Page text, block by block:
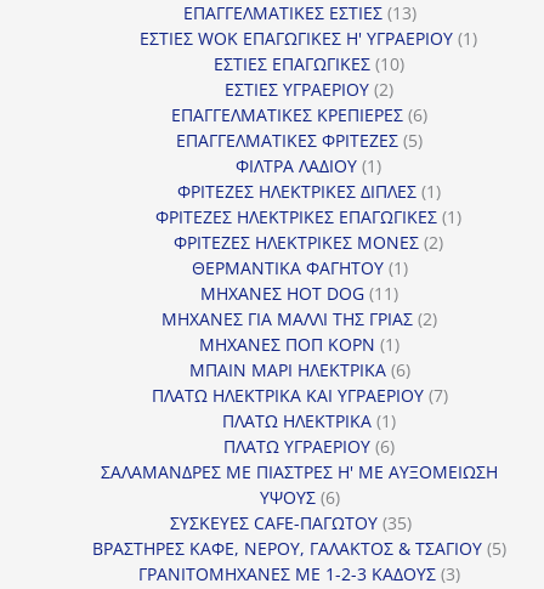
ΕΠΑΓΓΕΛΜΑΤΙΚΕΣ ΕΣΤΙΕΣ 1313
προϊόντα
ΕΣΤΙΕΣ WOK ΕΠΑΓΩΓΙΚΕΣ Η' ΥΓΡΑΕΡΙΟΥ 11
ΕΣΤΙΕΣ ΕΠΑΓΩΓΙΚΕΣ 1010
ΕΣΤΙΕΣ ΥΓΡΑΕΡΙΟΥ 22
προϊόντα
ΕΠΑΓΓΕΛΜΑΤΙΚΕΣ ΚΡΕΠΙΕΡΕΣ 66
προϊόντα
ΕΠΑΓΓΕΛΜΑΤΙΚΕΣ ΦΡΙΤΕΖΕΣ 55
ΦΙΛΤΡΑ ΛΑΔΙΟΥ 11
προϊόν
ΦΡΙΤΕΖΕΣ ΗΛΕΚΤΡΙΚΕΣ ΔΙΠΛΕΣ 11
προϊόν
ΦΡΙΤΕΖΕΣ ΗΛΕΚΤΡΙΚΕΣ ΕΠΑΓΩΓΙΚΕΣ 11
ΦΡΙΤΕΖΕΣ ΗΛΕΚΤΡΙΚΕΣ ΜΟΝΕΣ 22
ΘΕΡΜΑΝΤΙΚΑ ΦΑΓΗΤΟΥ 11
ΜΗΧΑΝΕΣ HOT DOG 1111
προϊόντα
ΜΗΧΑΝΕΣ ΓΙΑ ΜΑΛΛΙ ΤΗΣ ΓΡΙΑΣ 22
ΜΗΧΑΝΕΣ ΠΟΠ ΚΟΡΝ 11
προϊόν
ΜΠΑΙΝ ΜΑΡΙ ΗΛΕΚΤΡΙΚΑ 66
προϊόντα
ΠΛΑΤΩ ΗΛΕΚΤΡΙΚΑ ΚΑΙ ΥΓΡΑΕΡΙΟΥ 77
ΠΛΑΤΩ ΗΛΕΚΤΡΙΚΑ 11
προϊόν
ΠΛΑΤΩ ΥΓΡΑΕΡΙΟΥ 66
προϊόντα
ΣΑΛΑΜΑΝΔΡΕΣ ΜΕ ΠΙΑΣΤΡΕΣ Η' ΜΕ ΑΥΞΟΜΕΙΩΣΗ
ΥΨΟΥΣ 66
προϊόντα
ΣΥΣΚΕΥΕΣ CAFE-ΠΑΓΩΤΟΥ 3535
προϊόντα
ΒΡΑΣΤΗΡΕΣ ΚΑΦΕ, ΝΕΡΟΥ, ΓΑΛΑΚΤΟΣ & ΤΣΑΓΙΟΥ 55
ΓΡΑΝΙΤΟΜΗΧΑΝΕΣ ΜΕ 1-2-3 ΚΑΔΟΥΣ 33